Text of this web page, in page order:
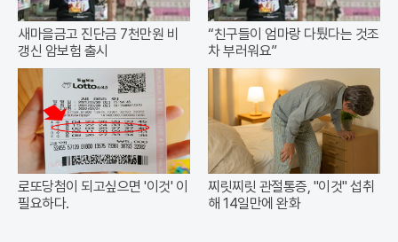
새마을금고 진단금 7천만원 비
갱신 암보험 출시
“친구들이 엄마랑 다퉜다는 것조
차 부러워요”
로또당첨이 되고싶으면 '이것' 이
필요하다.
찌릿찌릿 관절통증, "이것" 섭취
해 14일만에 완화